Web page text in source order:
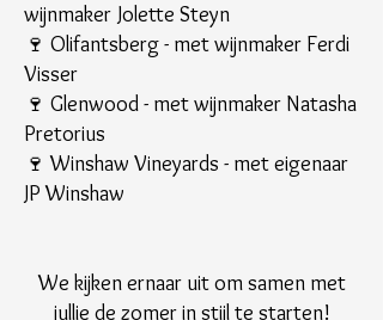
wijnmaker Jolette Steyn
🍷 Olifantsberg - met wijnmaker Ferdi
Visser
🍷 Glenwood - met wijnmaker Natasha
Pretorius
🍷 Winshaw Vineyards - met eigenaar
JP Winshaw
We kijken ernaar uit om samen met
jullie de zomer in stijl te starten!